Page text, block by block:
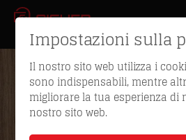
Impostazioni sulla
Il nostro sito web utilizza i
sono indispensabili, mentre
migliorare la tua esperienza di
nostro sito web.